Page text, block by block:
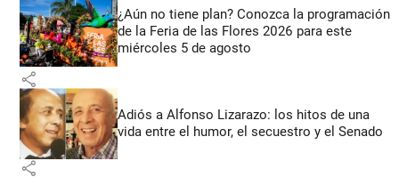
¿Aún no tiene plan? Conozca la programación
de la Feria de las Flores 2026 para este
miércoles 5 de agosto
share
Adiós a Alfonso Lizarazo: los hitos de una
vida entre el humor, el secuestro y el Senado
share